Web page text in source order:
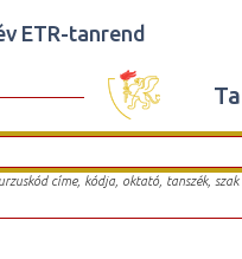
ETR-tanrend
címe, kódja, oktató, tanszék,